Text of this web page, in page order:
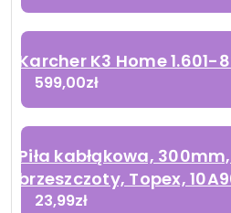
Karcher K3 Home 1.601-
599,00zł
Piła kabłąkowa,
brzeszczoty, Topex,
23,99zł